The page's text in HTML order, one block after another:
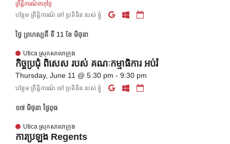
ព្រឹត្តិការណ៍ពហុថ្ងៃ
បន្ថែម ព្រឹត្តិការណ៍ ទៅ ប្រតិទិន របស់ ខ្ញុំ
ថ្ងៃ ព្រហស្បតិ៍ ទី 11 ខែ មិថុនា
Utica ស្រុកសាលាក្រុង
កិច្ចប្រជុំ ពិសេស របស់ គណៈកម្មាធិការ អប់រំ
Thursday, June 11 @ 5:30 pm - 9:30 pm
បន្ថែម ព្រឹត្តិការណ៍ ទៅ ប្រតិទិន របស់ ខ្ញុំ
១៧ មិថុនា ថ្ងៃពុធ
Utica ស្រុកសាលាក្រុង
ការប្រឡង Regents